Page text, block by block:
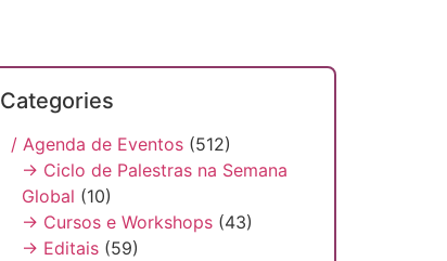
Categories
/ Agenda de Eventos (512)
→ Ciclo de Palestras na Semana
Global (10)
→ Cursos e Workshops (43)
→ Editais (59)